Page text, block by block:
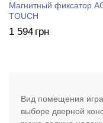
Магнитный фиксатор
TOUCH
1 594 грн
Вид помещения
выборе дверной